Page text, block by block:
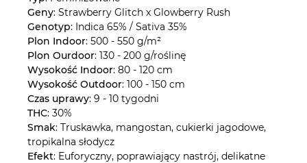
Geny: Strawberry Glitch x Glowberry Rush
Genotyp: Indica 65% / Sativa 35%
Plon Indoor: 500 - 550 g/m²
Plon Ourdoor: 130 - 200 g/roślinę
Wysokość Indoor: 80 - 120 cm
Wysokość Outdoor: 100 - 150 cm
Czas uprawy: 9 - 10 tygodni
THC: 30%
Smak: Truskawka, mangostan, cukierki jagodowe,
tropikalna słodycz
Efekt: Euforyczny, poprawiający nastrój, delikatne